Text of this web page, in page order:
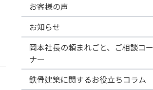
お客様の声
お知らせ
岡本社長の頼まれごと、ご相談コー
ナー
鉄骨建築に関するお役立ちコラム